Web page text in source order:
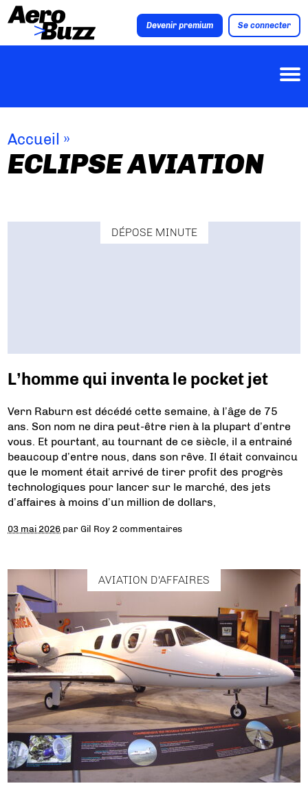
Devenir premium Se connecter
Accueil »
ECLIPSE AVIATION
DÉPOSE MINUTE
L’homme qui inventa le pocket jet
Vern Raburn est décédé cette semaine, à l’âge de 75
ans. Son nom ne dira peut-être rien à la plupart d’entre
vous. Et pourtant, au tournant de ce siècle, il a entrainé
beaucoup d’entre nous, dans son rêve. Il était convaincu
que le moment était arrivé de tirer profit des progrès
technologiques pour lancer sur le marché, des jets
d’affaires à moins d’un million de dollars,
03 mai 2026 parGil Roy 2 commentaires
AVIATION D'AFFAIRES